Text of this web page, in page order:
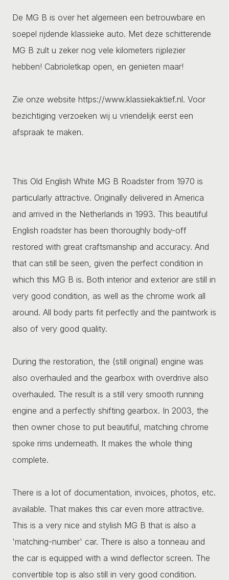
De MG B is over het algemeen een betrouwbare en
soepel rijdende klassieke auto. Met deze schitterende
MG B zult u zeker nog vele kilometers rijplezier
hebben! Cabrioletkap open, en genieten maar!
Zie onze website https://www.klassiekaktief.nl. Voor
bezichtiging verzoeken wij u vriendelijk eerst een
afspraak te maken.
This Old English White MG B Roadster from 1970 is
particularly attractive. Originally delivered in America
and arrived in the Netherlands in 1993. This beautiful
English roadster has been thoroughly body-off
restored with great craftsmanship and accuracy. And
that can still be seen, given the perfect condition in
which this MG B is. Both interior and exterior are still in
very good condition, as well as the chrome work all
around. All body parts fit perfectly and the paintwork is
also of very good quality.
During the restoration, the (still original) engine was
also overhauled and the gearbox with overdrive also
overhauled. The result is a still very smooth running
engine and a perfectly shifting gearbox. In 2003, the
then owner chose to put beautiful, matching chrome
spoke rims underneath. It makes the whole thing
complete.
There is a lot of documentation, invoices, photos, etc.
available. That makes this car even more attractive.
This is a very nice and stylish MG B that is also a
'matching-number' car. There is also a tonneau and
the car is equipped with a wind deflector screen. The
convertible top is also still in very good condition.